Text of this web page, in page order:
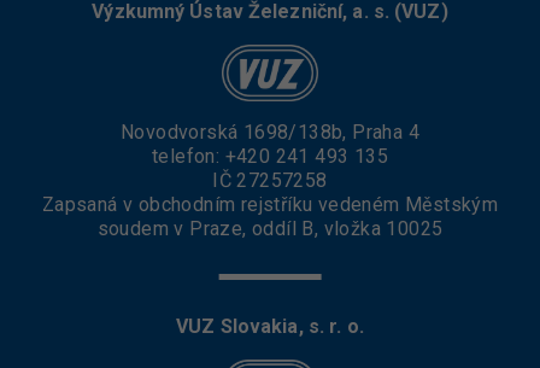
Výzkumný Ústav Železniční, a. s. (VUZ)
Novodvorská 1698/138b, Praha 4
telefon: +420 241 493 135
IČ 27257258
Zapsaná v obchodním rejstříku vedeném Městským
soudem v Praze, oddíl B, vložka 10025
VUZ Slovakia, s. r. o.